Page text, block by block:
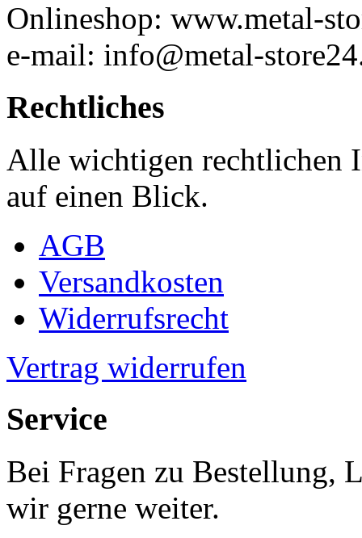
Onlineshop: www.metal-
e-mail: info@metal-
Rechtliches
Alle wichtigen rechtlichen
auf einen Blick.
AGB
Versandkosten
Widerrufsrecht
Vertrag widerrufen
Service
Bei Fragen zu Bestellung,
wir gerne weiter.